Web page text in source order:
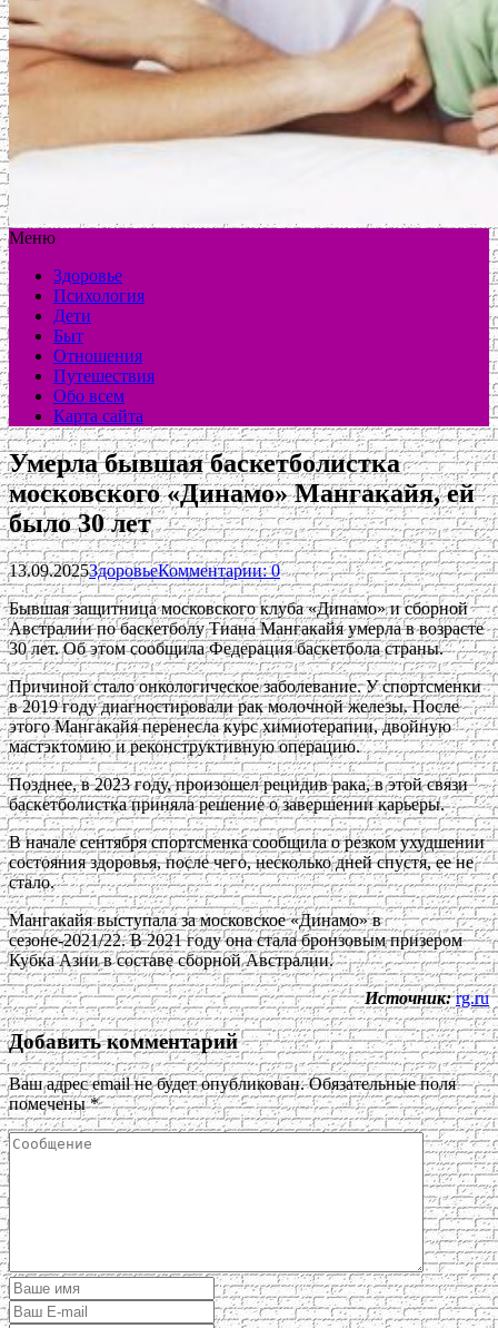
Меню
Здоровье
Психология
Дети
Быт
Отношения
Путешествия
Обо всем
Карта сайта
Умерла бывшая баскетболистка
московского «Динамо» Мангакайя, ей
было 30 лет
13.09.2025ЗдоровьеКомментарии: 0
Бывшая защитница московского клуба «Динамо» и сборной
Австралии по баскетболу Тиана Мангакайя умерла в возрасте
30 лет. Об этом сообщила Федерация баскетбола страны.
Причиной стало онкологическое заболевание. У спортсменки
в 2019 году диагностировали рак молочной железы. После
этого Мангакайя перенесла курс химиотерапии, двойную
мастэктомию и реконструктивную операцию.
Позднее, в 2023 году, произошел рецидив рака, в этой связи
баскетболистка приняла решение о завершении карьеры.
В начале сентября спортсменка сообщила о резком ухудшении
состояния здоровья, после чего, несколько дней спустя, ее не
стало.
Мангакайя выступала за московское «Динамо» в
сезоне-2021/22. В 2021 году она стала бронзовым призером
Кубка Азии в составе сборной Австралии.
Источник: rg.ru
Добавить комментарий
Ваш адрес email не будет опубликован. Обязательные поля
помечены*